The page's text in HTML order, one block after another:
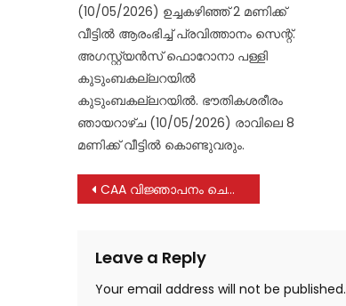
(10/05/2026) ഉച്ചകഴിഞ്ഞ് 2 മണിക്ക്
വീട്ടിൽ ആരംഭിച്ച് പ്രവിത്താനം സെന്റ്.
അഗസ്റ്റ്യൻസ് ഫൊറോനാ പള്ളി
കുടുംബകല്ലറയിൽ
കുടുംബകല്ലറയിൽ. ഭൗതികശരീരം
ഞായറാഴ്ച (10/05/2026) രാവിലെ 8
മണിക്ക് വീട്ടിൽ കൊണ്ടുവരും.
Post
CAA വിജ്ഞാപനം ചെയ്തു; പൗരത്വ ഭേദഗതി നിയമം നിലവില്‍ വന്നു
Leave a Reply
Your email address will not be published.